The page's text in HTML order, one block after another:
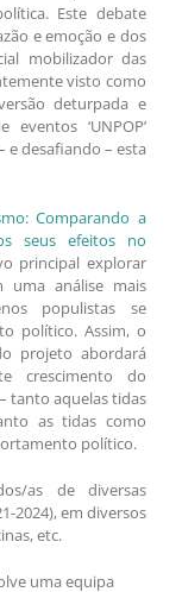
Este debate
e emoção e dos
mobilizador das
visto como
deturpada e
‘UNPOP’
e desafiando – esta
Comparando a
seus efeitos no
principal explorar
uma análise mais
populistas se
político. Assim, o
projeto abordará
crescimento do
tanto aquelas tidas
as tidas como
político.
as de diversas
2024), em diversos
etc.
uma equipa